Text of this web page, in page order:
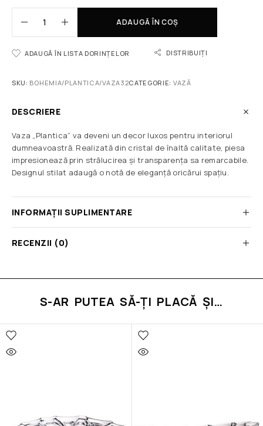
ADAUGĂ ÎN COȘ
ADAUGĂ ÎN LISTA DORINȚELOR DISTRIBUIȚI
SKU: BOHEMIA/PLANTICA/VAZA32CATEGORIE: VAZĂ
DESCRIERE
Vaza „Plantica” va deveni un decor luxos pentru interiorul
dumneavoastră. Realizată din cristal de înaltă calitate, piesa
impresionează prin strălucirea și transparența sa remarcabile.
Designul stilat adaugă o notă de eleganță oricărui spațiu.
INFORMAȚII SUPLIMENTARE
RECENZII (0)
S-AR PUTEA SĂ-ȚI PLACĂ ȘI…